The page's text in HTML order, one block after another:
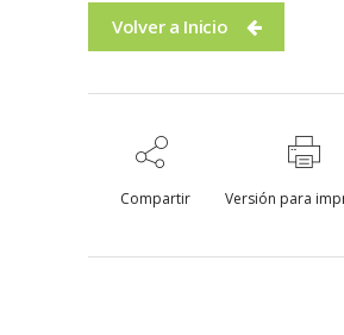
Volver a Inicio
Compartir Versión para